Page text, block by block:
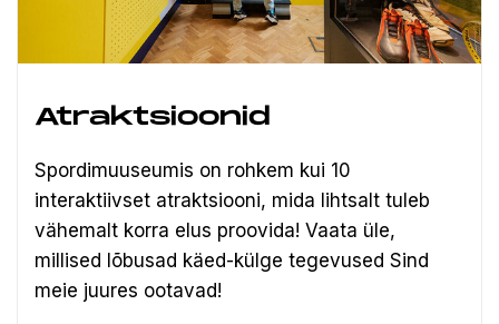
Atraktsioonid
Spordimuuseumis on rohkem kui 10
interaktiivset atraktsiooni, mida lihtsalt tuleb
vähemalt korra elus proovida! Vaata üle,
millised lõbusad käed-külge tegevused Sind
meie juures ootavad!